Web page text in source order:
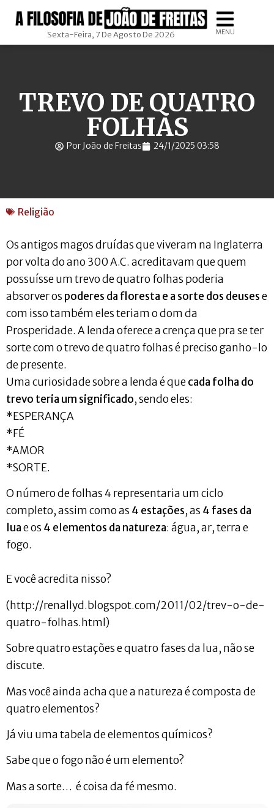
Sexta-Feira, 7 De Agosto De 2026 MENU
TREVO DE QUATRO
FOLHAS
Por João de Freitas 24/1/2025 03:58
Religião
Os antigos magos druídas que viveram na Inglaterra
por volta do ano 300 A.C. acreditavam que quem
possuísse um trevo de quatro folhas poderia
absorver os poderes da floresta e a sorte dos deusese
com isso também eles teriam o dom da
Prosperidade. A lenda oferece a crença que pra se ter
sorte com o trevo de quatro folhas é preciso ganho-lo
de presente.
Uma curiosidade sobre a lenda é quecada folha do
trevo teria um significado, sendo eles:
*ESPERANÇA
*FÉ
*AMOR
*SORTE.
O número de folhas 4 representaria um ciclo
completo, assim como as 4 estações, as 4 fases da
luae os 4 elementos da natureza: água, ar, terra e
fogo.
E você acredita nisso?
(http://renallyd.blogspot.com/2011/02/trev-o-de-
quatro-folhas.html)
Sobre quatro estações e quatro fases da lua, não se
discute.
Mas você ainda acha que a natureza é composta de
quatro elementos?
Já viu uma tabela de elementos químicos?
Sabe que o fogo não é um elemento?
Mas a sorte… é coisa da fé mesmo.